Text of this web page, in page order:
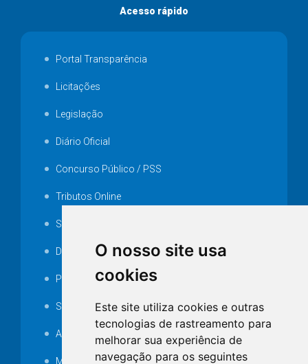
O nosso site usa
cookies
Este site utiliza cookies e outras
tecnologias de rastreamento para
melhorar sua experiência de
navegação para os seguintes
Acesso rápido
Portal Transparência
Licitações
Legislação
Diário Oficial
Concurso Público / PSS
Tributos Online
Serviços ISS-E
Decretos
Portarias
SAMAE
Audiência pública
MANUTENÇÃO DE ILUMINAÇÃO PÚBLICA